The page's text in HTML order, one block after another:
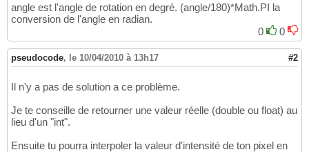
14
15
// Résultat de la transformation
angle est l'angle de rotation en degré. (angle/180)*Math.PI la
conversion de l'angle en radian.
0
0
pseudocode, le 10/04/2010 à 13h17 #2
Il n'y a pas de solution a ce problème.
Je te conseille de retourner une valeur réelle (double ou float) au
lieu d'un "int".
Ensuite tu pourra interpoler la valeur d'intensité de ton pixel en